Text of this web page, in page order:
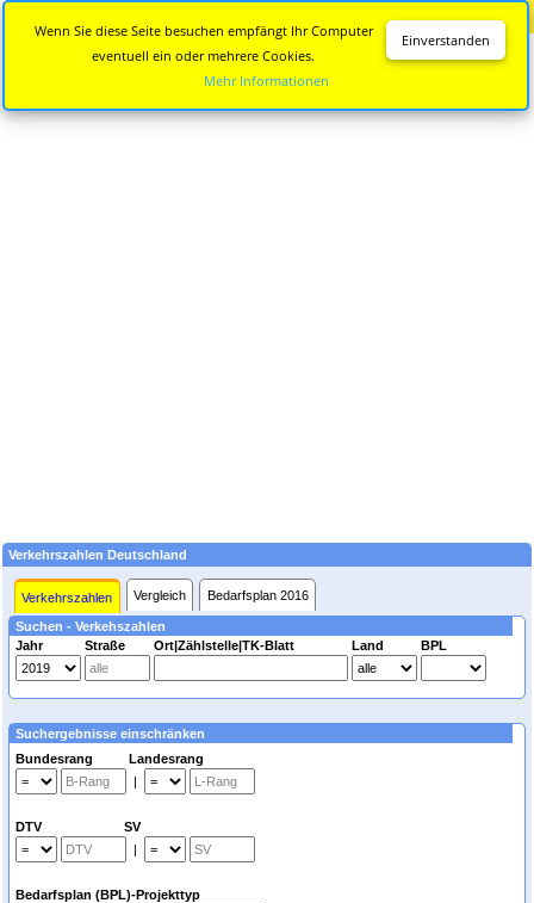
Verkehrszahlen Deutschland
Verkehrszahlen Vergleich Bedarfsplan 2016
Suchen - Verkehszahlen
Jahr
Straße Ort|Zählstelle|TK-Blatt Land BPL
Suchergebnisse einschränken
Bundesrang Landesrang
|
DTV SV
|
Bedarfsplan (BPL)-Projekttyp
Einverstanden
Wenn Sie diese Seite besuchen empfängt Ihr Computer
eventuell ein oder mehrere Cookies.
Mehr Informationen